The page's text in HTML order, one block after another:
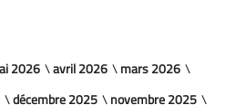
2026 avril 2026
mars 2026
décembre 2025
novembre 2025